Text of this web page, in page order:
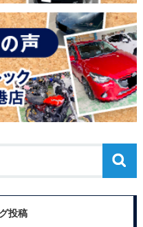
投稿